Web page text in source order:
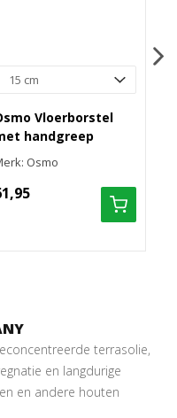
Vloerborstel
handgreep
Osmo
terrasolie,
en langdurige
en andere houten